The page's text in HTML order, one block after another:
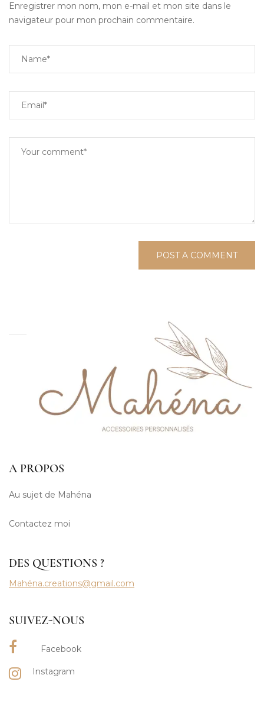
Enregistrer mon nom, mon e-mail et mon site dans le
navigateur pour mon prochain commentaire.
A PROPOS
Au sujet de Mahéna
Contactez moi
DES QUESTIONS ?
Mahéna.creations@gmail.com
SUIVEZ-NOUS
Facebook
Instagram